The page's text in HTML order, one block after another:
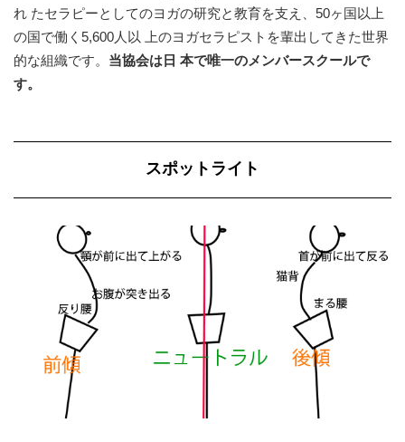
れ たセラピーとしてのヨガの研究と教育を支え、50ヶ国以上
の国で働く5,600人以 上のヨガセラピストを輩出してきた世界
的な組織です。 当協会は日 本で唯一のメンバースクールで
す。
スポットライト